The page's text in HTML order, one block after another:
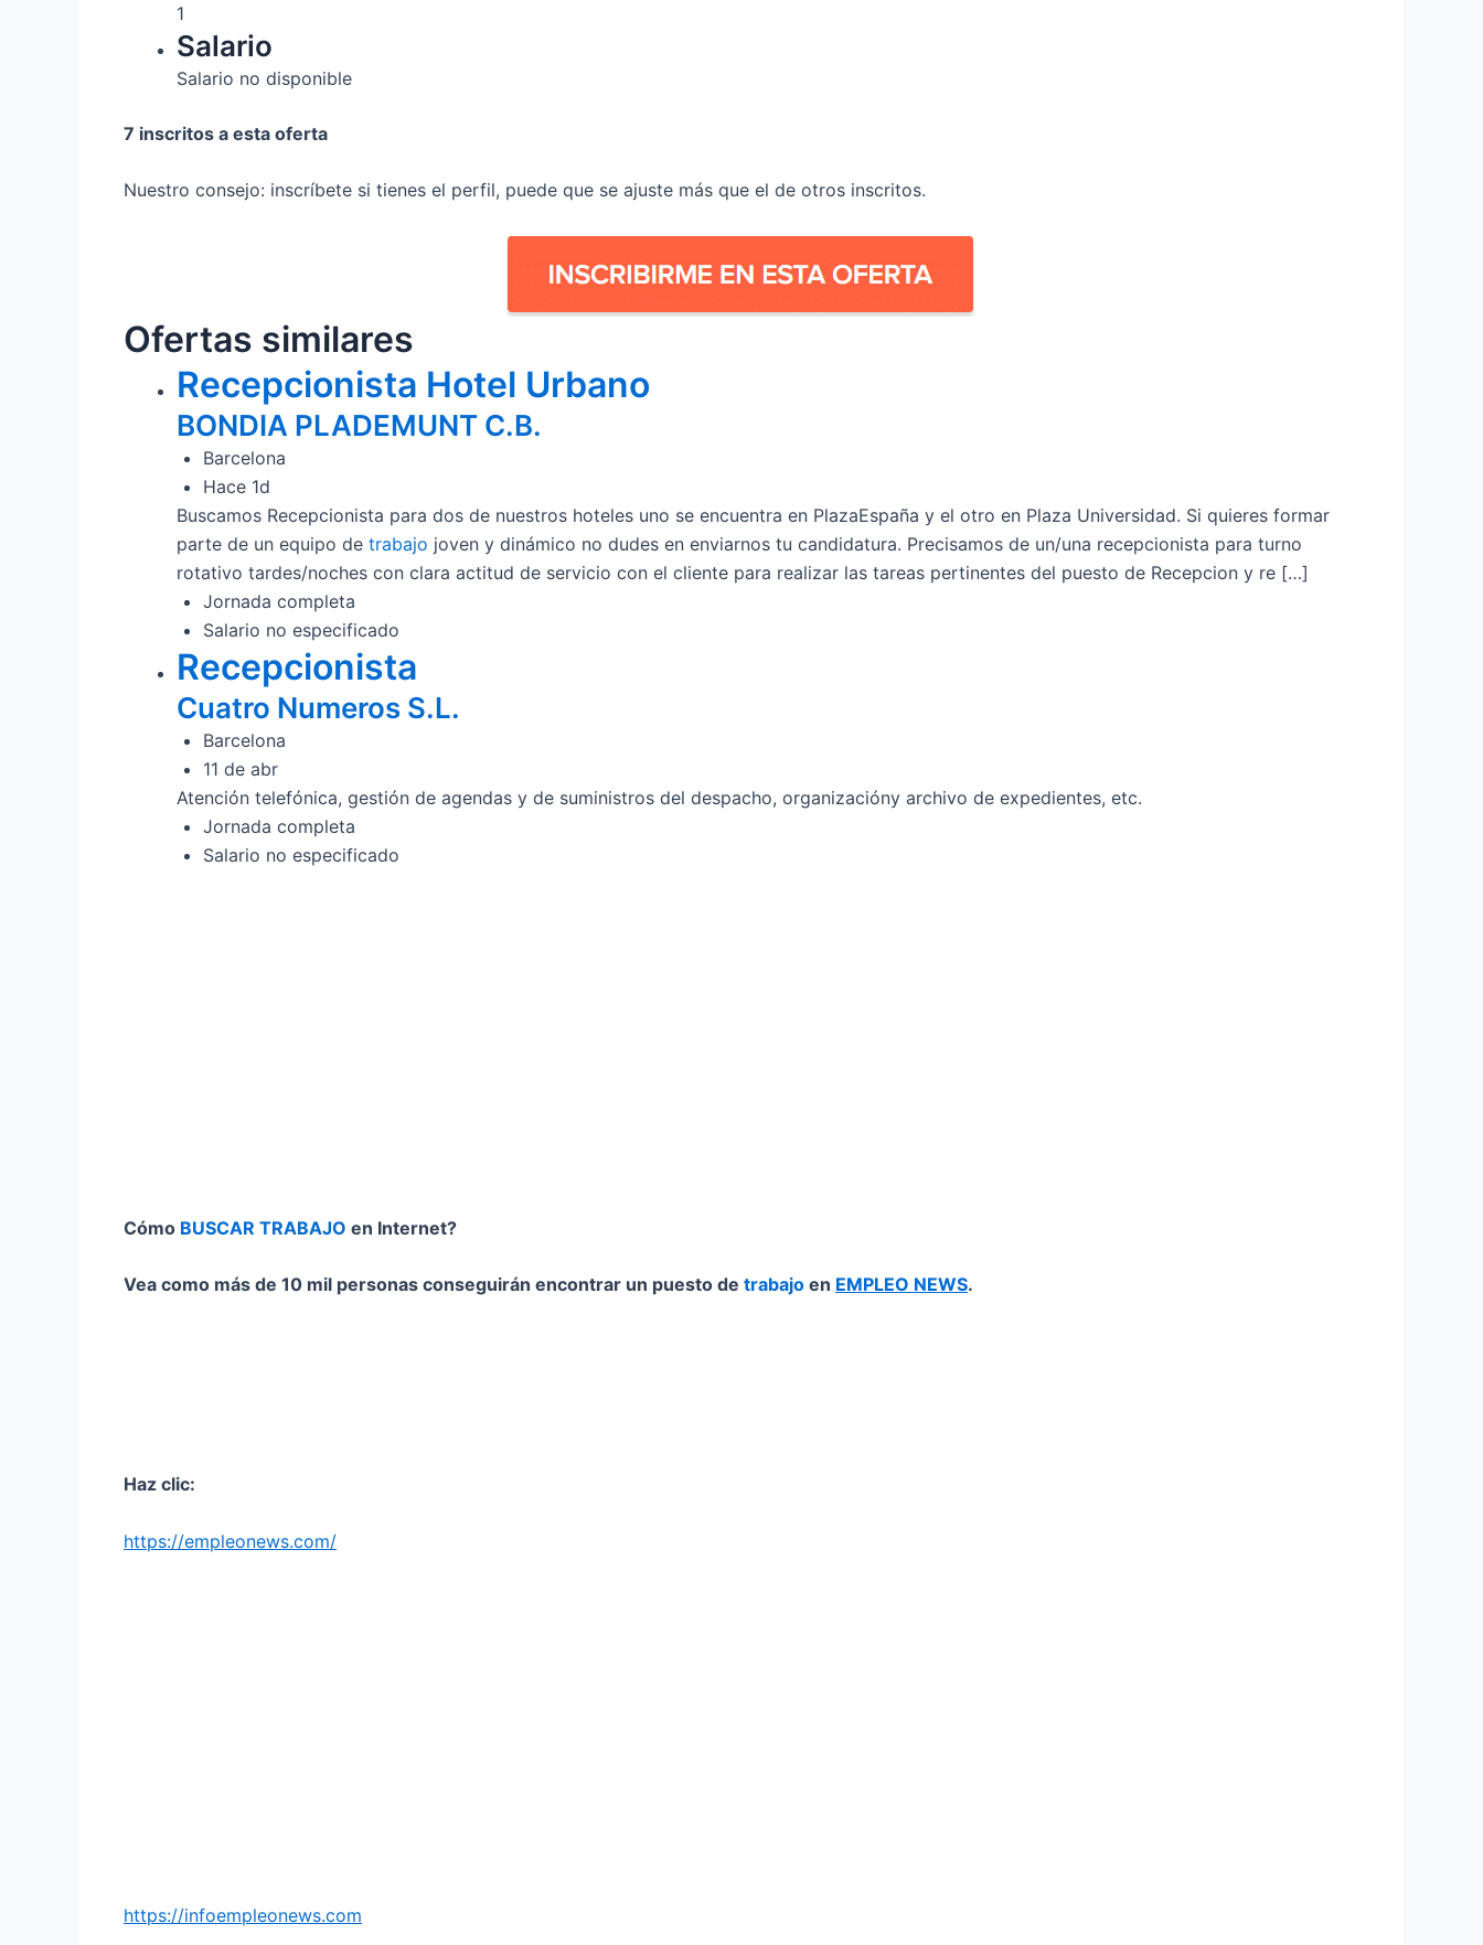
1
Salario
Salario no disponible
7 inscritos a esta oferta
Nuestro consejo: inscríbete si tienes el perfil, puede que se ajuste más que el de otros inscritos.
Ofertas similares
Recepcionista Hotel Urbano
BONDIA PLADEMUNT C.B.
Barcelona
Hace 1d
Buscamos Recepcionista para dos de nuestros hoteles uno se encuentra en PlazaEspaña y el otro en Plaza Universidad. Si quieres formar
parte de un equipo de trabajo joven y dinámico no dudes en enviarnos tu candidatura. Precisamos de un/una recepcionista para turno
rotativo tardes/noches con clara actitud de servicio con el cliente para realizar las tareas pertinentes del puesto de Recepcion y re […]
Jornada completa
Salario no especificado
Recepcionista
Cuatro Numeros S.L.
Barcelona
11 de abr
Atención telefónica, gestión de agendas y de suministros del despacho, organizacióny archivo de expedientes, etc.
Jornada completa
Salario no especificado
Cómo BUSCAR TRABAJO en Internet?
Vea como más de 10 mil personas conseguirán encontrar un puesto de trabajo en EMPLEO NEWS.
Haz clic:
https://empleonews.com/
https://infoempleonews.com